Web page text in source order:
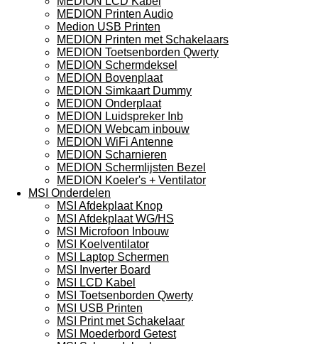
MEDION Printen Audio
Medion USB Printen
MEDION Printen met Schakelaars
MEDION Toetsenborden Qwerty
MEDION Schermdeksel
MEDION Bovenplaat
MEDION Simkaart Dummy
MEDION Onderplaat
MEDION Luidspreker Inb
MEDION Webcam inbouw
MEDION WiFi Antenne
MEDION Scharnieren
MEDION Schermlijsten Bezel
MEDION Koeler's + Ventilator
MSI Onderdelen
MSI Afdekplaat Knop
MSI Afdekplaat WG/HS
MSI Microfoon Inbouw
MSI Koelventilator
MSI Laptop Schermen
MSI Inverter Board
MSI LCD Kabel
MSI Toetsenborden Qwerty
MSI USB Printen
MSI Print met Schakelaar
MSI Moederbord Getest